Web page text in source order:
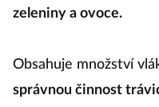
zeleniny a ovoce.
Obsahuje množství
správnou činnost